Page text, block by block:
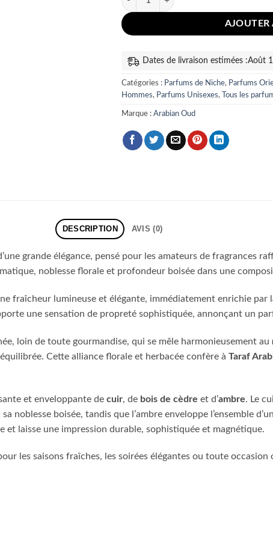
AJOUTER
Dates de livraison estimées :Août
Catégories : Parfums de Niche, Parfums
Hommes, Parfums Unisexes, Tous les
Marque : Arabian Oud
DESCRIPTION AVIS (0)
grande élégance, pensé pour les amateurs de fragrances
noblesse florale et profondeur boisée dans une
fraîcheur lumineuse et élégante, immédiatement enrichie par
une sensation de propreté sophistiquée, annonçant un
loin de toute gourmandise, qui se mêle harmonieusement au
Cette alliance florale et herbacée confère à Taraf
et enveloppante de cuir, de bois de cèdre et d’ambre. Le
noblesse boisée, tandis que l’ambre enveloppe l’ensemble
et laisse une impression durable, sophistiquée et magnétique.
les saisons fraîches, les soirées élégantes ou toute occasion